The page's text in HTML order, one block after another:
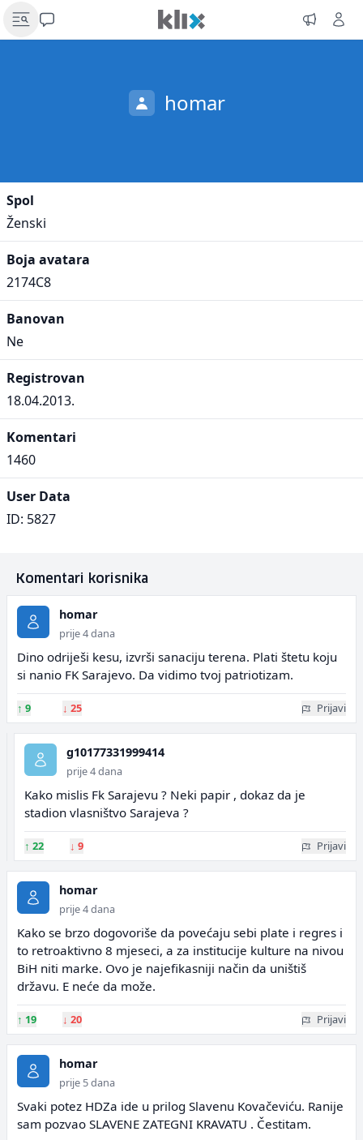
homar
Spol
Ženski
Boja avatara
2174C8
Banovan
Ne
Registrovan
18.04.2013.
Komentari
1460
User Data
ID: 5827
Komentari korisnika
homar
prije 4 dana
Dino odriješi kesu, izvrši sanaciju terena. Plati štetu koju
si nanio FK Sarajevo. Da vidimo tvoj patriotizam.
↑ 9 ↓ 25 Prijavi
g10177331999414
prije 4 dana
Kako mislis Fk Sarajevu ? Neki papir , dokaz da je
stadion vlasništvo Sarajeva ?
↑ 22 ↓ 9 Prijavi
homar
prije 4 dana
Kako se brzo dogovoriše da povećaju sebi plate i regres i
to retroaktivno 8 mjeseci, a za institucije kulture na nivou
BiH niti marke. Ovo je najefikasniji način da uništiš
državu. E neće da može.
↑ 19 ↓ 20 Prijavi
homar
prije 5 dana
Svaki potez HDZa ide u prilog Slavenu Kovačeviću. Ranije
sam pozvao SLAVENE ZATEGNI KRAVATU . Čestitam.